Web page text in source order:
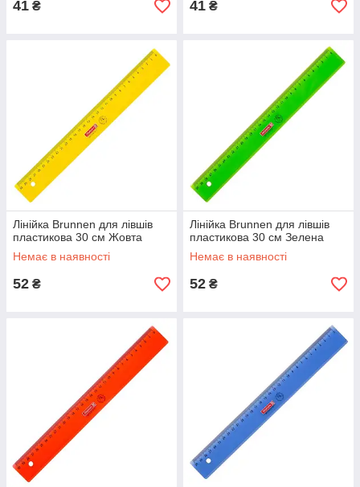
41 ₴ 41 ₴
Лінійка Brunnen для лівшів
пластикова 30 см Жовта
Немає в наявності
52 ₴
Лінійка Brunnen для лівшів
пластикова 30 см Зелена
Немає в наявності
52 ₴